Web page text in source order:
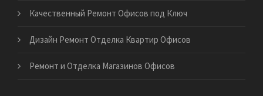
Качественный Ремонт Офисов под Ключ
Дизайн Ремонт Отделка Квартир Офисов
Ремонт и Отделка Магазинов Офисов